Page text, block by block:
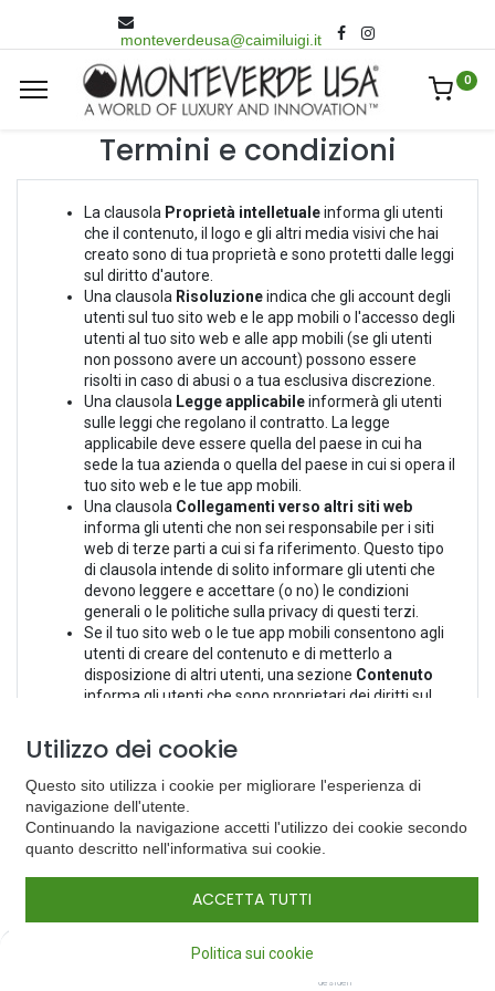
desideri
monteverdeusa@caimiluigi.it
0
Termini e condizioni
La clausola Proprietà intelletualeinforma gli utenti
che il contenuto, il logo e gli altri media visivi che hai
creato sono di tua proprietà e sono protetti dalle leggi
sul diritto d'autore.
Una clausola Risoluzioneindica che gli account degli
utenti sul tuo sito web e le app mobili o l'accesso degli
utenti al tuo sito web e alle app mobili (se gli utenti
non possono avere un account) possono essere
risolti in caso di abusi o a tua esclusiva discrezione.
Una clausola Legge applicabileinformerà gli utenti
sulle leggi che regolano il contratto. La legge
applicabile deve essere quella del paese in cui ha
sede la tua azienda o quella del paese in cui si opera il
tuo sito web e le tue app mobili.
Una clausola Collegamenti verso altri siti web
informa gli utenti che non sei responsabile per i siti
web di terze parti a cui si fa riferimento. Questo tipo
di clausola intende di solito informare gli utenti che
devono leggere e accettare (o no) le condizioni
generali o le politiche sulla privacy di questi terzi.
Se il tuo sito web o le tue app mobili consentono agli
utenti di creare del contenuto e di metterlo a
disposizione di altri utenti, una sezione Contenuto
informa gli utenti che sono proprietari dei diritti sul
La clausola “Contenuto” indica di solito che gli utenti
devono dare allo sviluppatore del sito web o delle app
mobili una licenza in modo da poter condividere
questo contenuto sul tuo sito web / le tue app mobili
e renderlo disponibile per altri utenti.
Poiché il contenuto creato dagli utenti può essere
utile per informare gli utenti e i titolari dei diritti
d'autore che qualsiasi contenuto che risulta essere
una violazione del diritto d'autore sarà oggetto di una
Utilizzo dei cookie
Questo sito utilizza i cookie per migliorare l'esperienza di
navigazione dell'utente.
Continuando la navigazione accetti l'utilizzo dei cookie secondo
quanto descritto nell'informativa sui cookie.
ACCETTA TUTTI
Politica sui cookie